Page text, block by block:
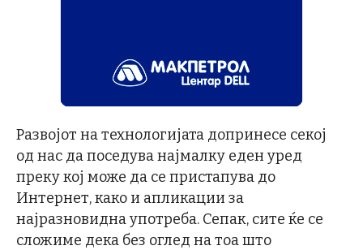
Развојот на технологијата допринесе секој
од нас да поседува најмалку еден уред
преку кој може да се пристапува до
Интернет, како и апликации за
најразновидна употреба. Сепак, сите ќе се
сложиме дека без оглед на тоа што